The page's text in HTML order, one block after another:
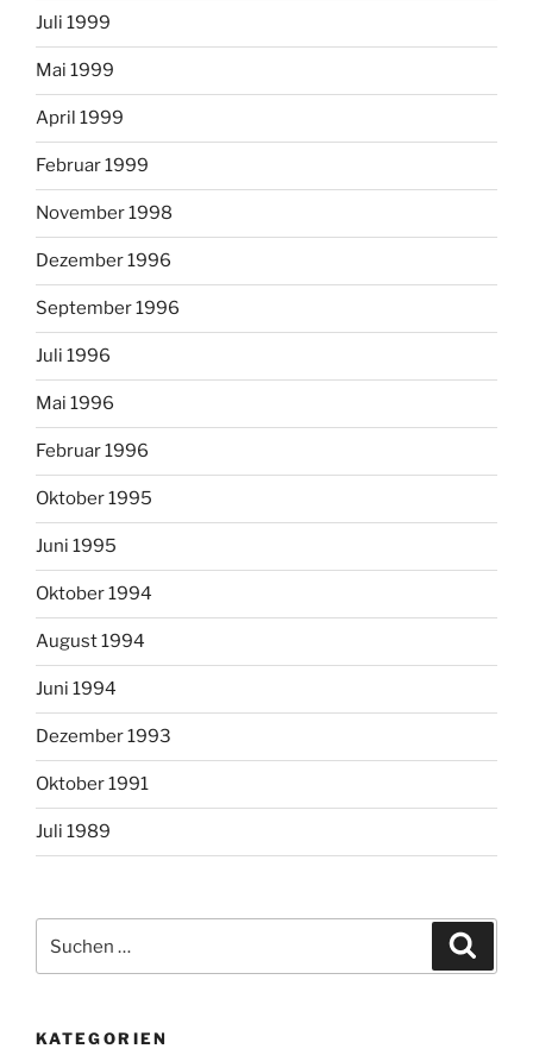
Juli 1999
Mai 1999
April 1999
Februar 1999
November 1998
Dezember 1996
September 1996
Juli 1996
Mai 1996
Februar 1996
Oktober 1995
Juni 1995
Oktober 1994
August 1994
Juni 1994
Dezember 1993
Oktober 1991
Juli 1989
nach:
KATEGORIEN